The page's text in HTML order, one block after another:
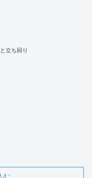
立ち回り
む